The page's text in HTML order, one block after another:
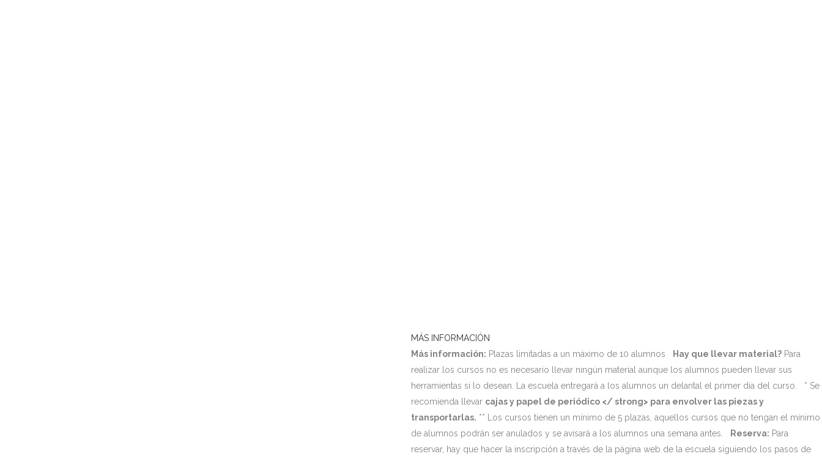
MÁS INFORMACIÓN
Más información: Plazas limitadas a un máximo de 10 alumnos Hay que llevar material? Para
realizar los cursos no es necesario llevar ningún material aunque los alumnos pueden llevar sus
herramientas si lo desean. La escuela entregará a los alumnos un delantal el primer día del curso. * Se
recomienda llevar cajas y papel de periódico </ strong> para envolver las piezas y
transportarlas. ** Los cursos tienen un mínimo de 5 plazas, aquellos cursos que no tengan el mínimo
de alumnos podrán ser anulados y se avisará a los alumnos una semana antes.
Reserva: Para
reservar, hay que hacer la inscripción a través de la página web de la escuela siguiendo los pasos de